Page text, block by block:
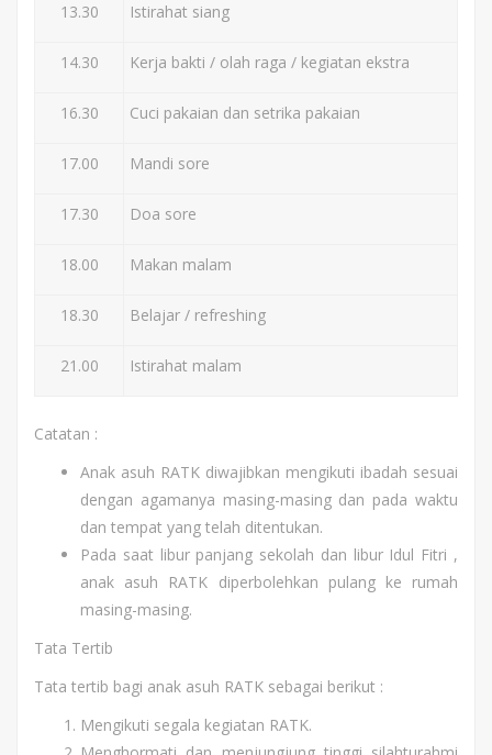
13.30 Istirahat siang
14.30 Kerja bakti / olah raga / kegiatan ekstra
16.30 Cuci pakaian dan setrika pakaian
17.00 Mandi sore
17.30 Doa sore
18.00 Makan malam
18.30 Belajar / refreshing
21.00 Istirahat malam
Catatan :
Anak asuh RATK diwajibkan mengikuti ibadah sesuai
dengan agamanya masing-masing dan pada waktu
dan tempat yang telah ditentukan.
Pada saat libur panjang sekolah dan libur Idul Fitri ,
anak asuh RATK diperbolehkan pulang ke rumah
masing-masing.
Tata Tertib
Tata tertib bagi anak asuh RATK sebagai berikut :
Mengikuti segala kegiatan RATK.